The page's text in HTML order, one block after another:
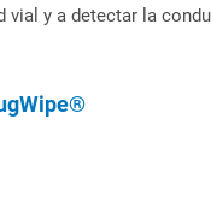
y a detectar la